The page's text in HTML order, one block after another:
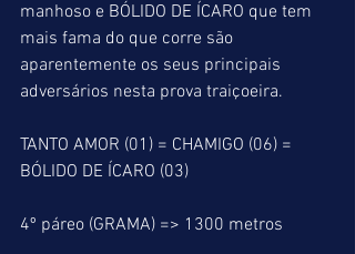
manhoso e BÓLIDO DE ÍCARO que tem
mais fama do que corre são
aparentemente os seus principais
adversários nesta prova traiçoeira.
TANTO AMOR (01) = CHAMIGO (06) =
BÓLIDO DE ÍCARO (03)
4º páreo (GRAMA) => 1300 metros